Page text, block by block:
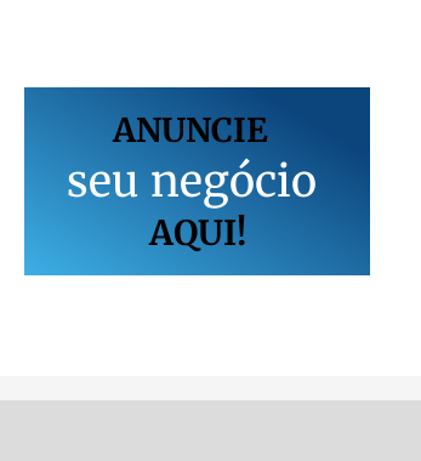
ANUNCIE
seu negócio
AQUI!